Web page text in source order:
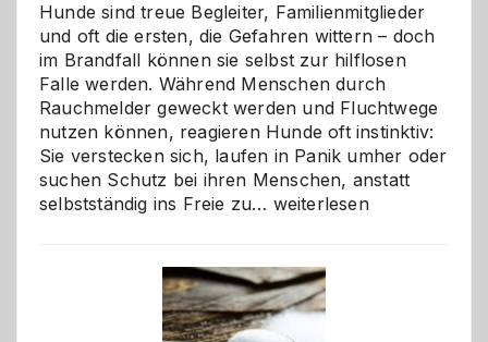
Hunde sind treue Begleiter, Familienmitglieder
und oft die ersten, die Gefahren wittern – doch
im Brandfall können sie selbst zur hilflosen
Falle werden. Während Menschen durch
Rauchmelder geweckt werden und Fluchtwege
nutzen können, reagieren Hunde oft instinktiv:
Sie verstecken sich, laufen in Panik umher oder
suchen Schutz bei ihren Menschen, anstatt
selbstständig ins Freie zu… Wenn
Freund
in
Gefahr
weiterlesen